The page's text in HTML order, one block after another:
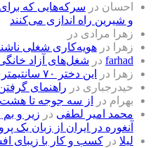
احسان در سرکه‌هایی که
و شیرین راه اندازی می‌کنند
زهرا مرادی در
زهرا
در هویه‌کاری شغلی
farhad در شغل‌های آزاد
زهرا
در
این دختر ۷۰ سانتیمتری، یک کارآفرین نمونه است
حیدرجباری در راهنمای
بهرام در
از سه جوجه تا
محمد امیر لطفی در زیر و
آنغوره در ایران از زبان یک
لیلا در کسب و کار با زیبای